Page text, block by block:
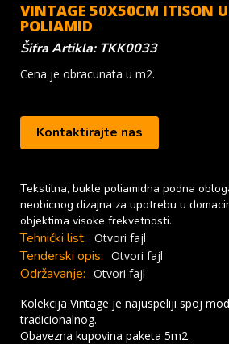
VINTAGE 50X50CM ITISON
POLIAMID
Šifra Artikla: TKK0033
Cena je obracunata u m2.
Kontaktirajte nas
Tekstilna, bukle poliamidna podna
neobicnog dizajna za upotrebu u
objektima visoke frekvetnosti.
Tehnički list: Otvori fajl
Tenderski opis: Otvori fajl
Održavanje: Otvori fajl
Kolekcija Vintage je najuspeliji spoj
tradicionalnog.
Obavezna kupovina paketa 5m2.